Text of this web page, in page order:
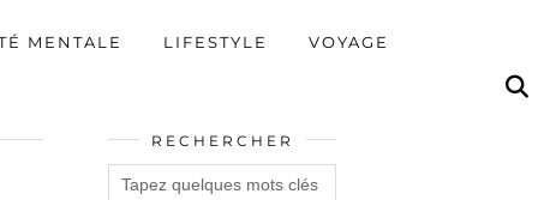
MENTALE LIFESTYLE VOYAGE
RECHERCHER